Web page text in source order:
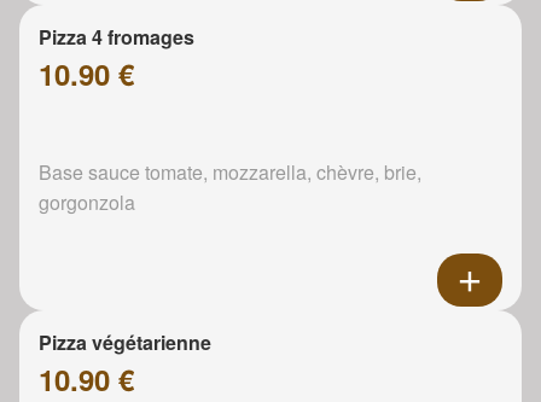
Pizza 4 fromages
10.90 €
Base sauce tomate, mozzarella, chèvre, brie,
gorgonzola
Pizza végétarienne
10.90 €